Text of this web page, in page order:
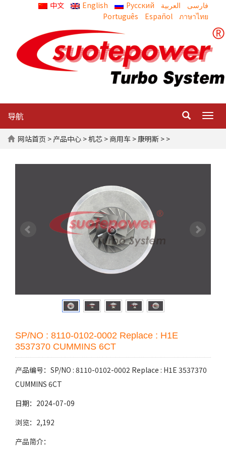
中文 English Русский العربية
Português
Español ภาษาไทย
导航
网站首页 > 产品中心 >机芯 >商用车 >康明斯 > >
SP/NO : 8110-0102-0002 Replace : H1E
3537370 CUMMINS 6CT
产品编号：SP/NO : 8110-0102-0002 Replace : H1E 3537370
CUMMINS 6CT
日期：2024-07-09
浏览：2,192
产品简介：